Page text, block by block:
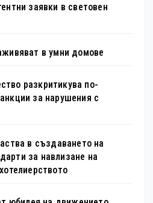
заявки в световен
в умни домове
разкритикува по-
за нарушения с
в създаването на
за навлизане на